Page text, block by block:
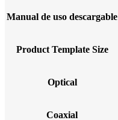
Manual de uso descargable
Product Template Size
Optical
Coaxial